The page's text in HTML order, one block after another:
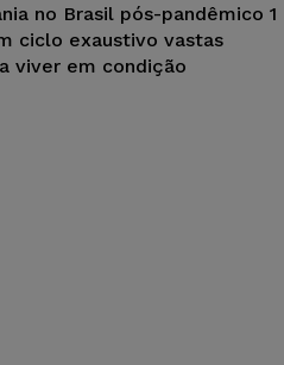
no Brasil pós-pandêmico 1
ciclo exaustivo vastas
viver em condição